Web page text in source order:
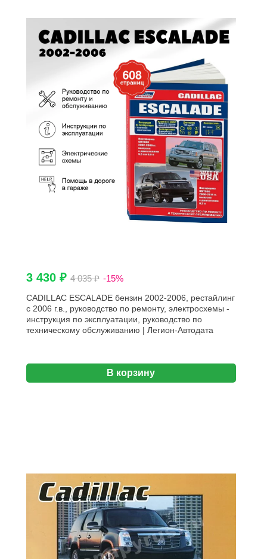
3 430 ₽ 4 035 ₽ -15%
CADILLAC ESCALADE бензин 2002-2006, рестайлинг
с 2006 г.в., руководство по ремонту, электросхемы -
инструкция по эксплуатации, руководство по
техническому обслуживанию | Легион-Aвтодата
В корзину